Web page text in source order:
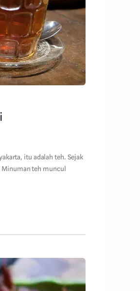
itu adalah teh. Sejak
Minuman teh muncul